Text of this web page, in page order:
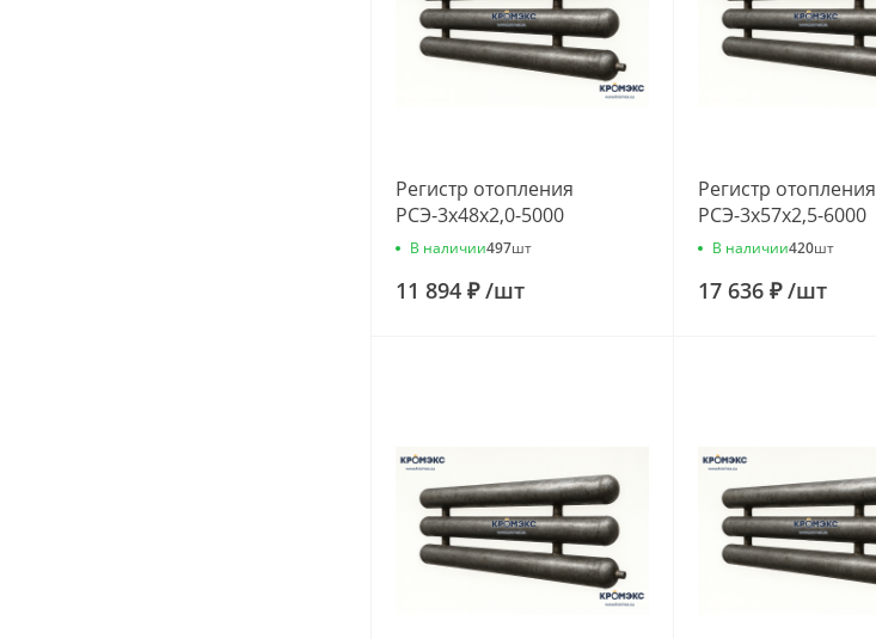
Регистр отопления
РСЭ-3x48x2,0-5000
В наличии497шт
11 894 ₽/шт
Регистр отопления
РСЭ-3x57x2,5-6000
В наличии420шт
17 636 ₽/шт